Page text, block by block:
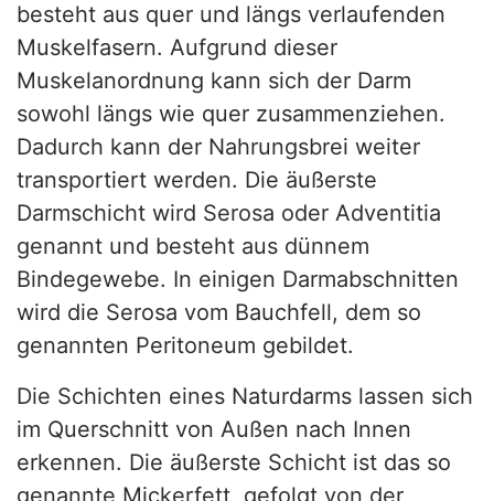
besteht aus quer und längs verlaufenden
Muskelfasern. Aufgrund dieser
Muskelanordnung kann sich der Darm
sowohl längs wie quer zusammenziehen.
Dadurch kann der Nahrungsbrei weiter
transportiert werden. Die äußerste
Darmschicht wird Serosa oder Adventitia
genannt und besteht aus dünnem
Bindegewebe. In einigen Darmabschnitten
wird die Serosa vom Bauchfell, dem so
genannten Peritoneum gebildet.
Die Schichten eines Naturdarms lassen sich
im Querschnitt von Außen nach Innen
erkennen. Die äußerste Schicht ist das so
genannte Mickerfett, gefolgt von der